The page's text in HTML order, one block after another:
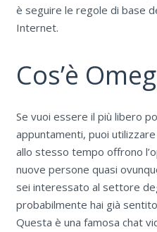
è seguire le regole di base
Internet.
Cos’è
Se vuoi essere il più libero
appuntamenti, puoi
allo stesso tempo offrono
nuove persone quasi
sei interessato al settore
probabilmente hai già
Questa è una famosa chat